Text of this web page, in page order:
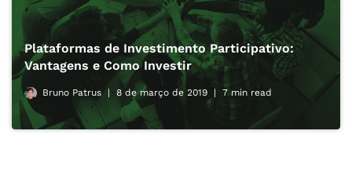
Plataformas de Investimento Participativo:
Vantagens e Como Investir
Bruno Patrus 8 de março de 2019 7 min read